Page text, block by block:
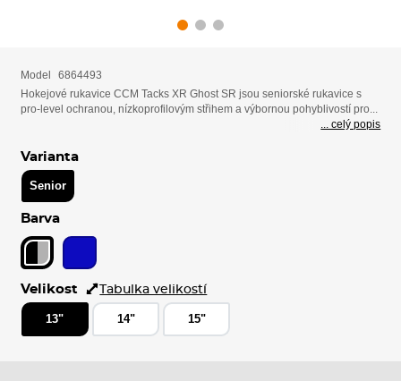
Model
6864493
Hokejové rukavice CCM Tacks XR Ghost SR jsou seniorské rukavice s
pro-level ochranou, nízkoprofilovým střihem a výbornou pohyblivostí pro...
... celý popis
Varianta
Senior
Barva
Velikost Tabulka velikostí
13" 14" 15"